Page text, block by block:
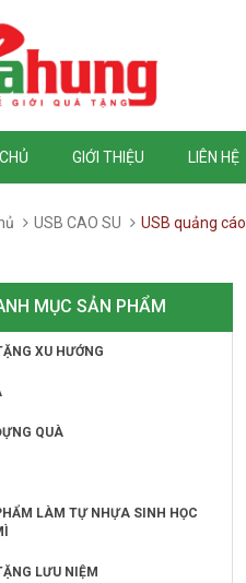
GIỚI THIỆU LIÊN HỆ
USB CAO SU USB quảng cáo
MỤC SẢN PHẨM
XU HƯỚNG
QUÀ
LÀM TỰ NHỰA SINH HỌC
LƯU NIỆM